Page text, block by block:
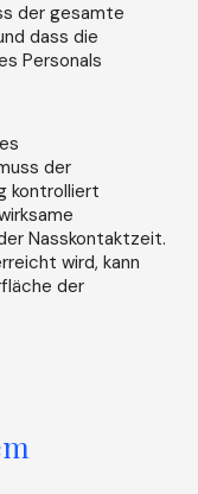
der gesamte
dass die
Personals
der
kontrolliert
Nasskontaktzeit.
wird, kann
der